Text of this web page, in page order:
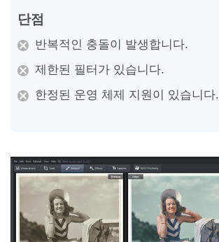
단점
반복적인 충돌이 발생합니다.
제한된 필터가 있습니다.
한정된 운영 체제 지원이 있습니다.